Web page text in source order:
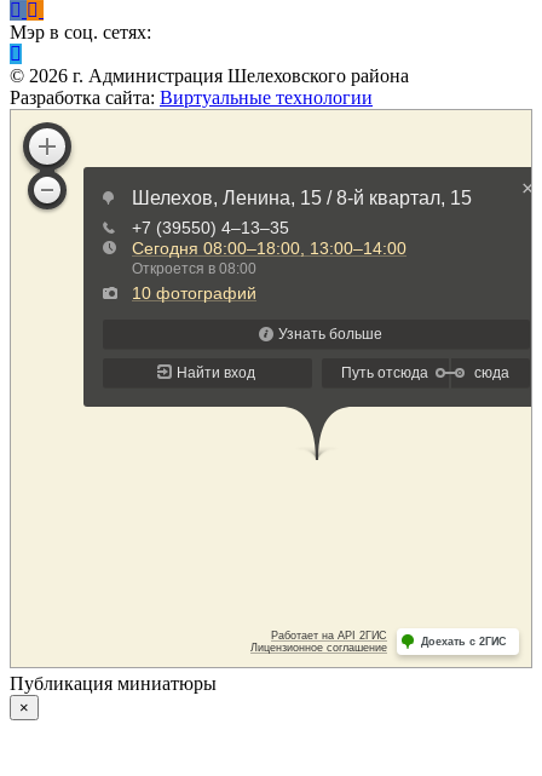
Мэр в соц. сетях:
© 2026 г. Администрация Шелеховского района
Разработка сайта: Виртуальные технологии
Публикация миниатюры
×